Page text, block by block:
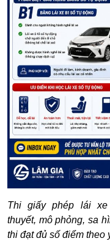
Thi giấy phép lái
thuyết, mô phỏng, sa
thi đạt đủ số điểm theo